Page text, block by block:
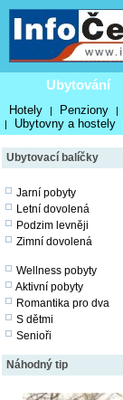
Ubytování
Hotely | Penziony |
| Ubytovny a hostely
Ubytovací balíčky
Jarní pobyty
Letní dovolená
Podzim levněji
Zimní dovolená
Wellness pobyty
Aktivní pobyty
Romantika pro dva
S dětmi
Senioři
Náhodný tip